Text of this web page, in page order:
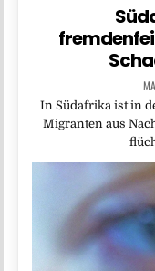
In Südafrika ist in
Migranten aus